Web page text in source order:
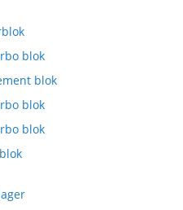
blok
blok
blok
blok